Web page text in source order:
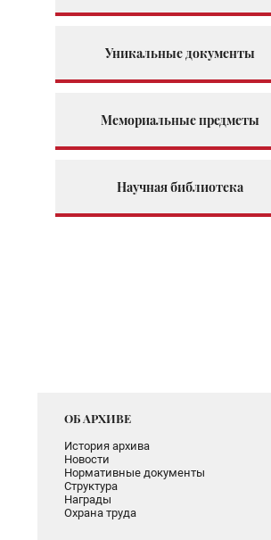
Уникальные документы
Мемориальные предметы
Научная библиотека
ОБ АРХИВЕ
История архива
Новости
Нормативные документы
Структура
Награды
Охрана труда